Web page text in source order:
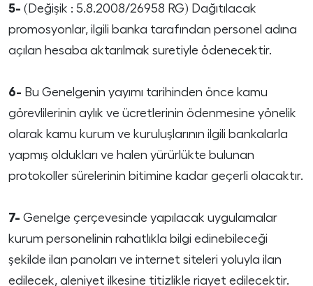
5- (Değişik : 5.8.2008/26958 RG) Dağıtılacak
promosyonlar, ilgili banka tarafından personel adına
açılan hesaba aktarılmak suretiyle ödenecektir.
6- Bu Genelgenin yayımı tarihinden önce kamu
görevlilerinin aylık ve ücretlerinin ödenmesine yönelik
olarak kamu kurum ve kuruluşlarının ilgili bankalarla
yapmış oldukları ve halen yürürlükte bulunan
protokoller sürelerinin bitimine kadar geçerli olacaktır.
7- Genelge çerçevesinde yapılacak uygulamalar
kurum personelinin rahatlıkla bilgi edinebileceği
şekilde ilan panoları ve internet siteleri yoluyla ilan
edilecek, aleniyet ilkesine titizlikle riayet edilecektir.